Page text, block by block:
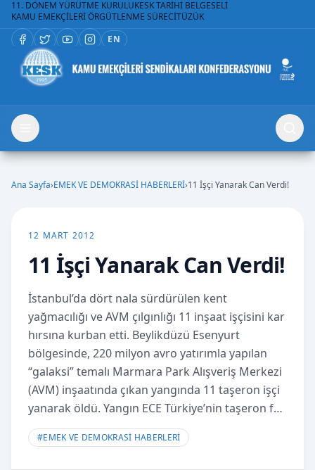
11. DÖNEM YÜRÜTME KURULUKESK TARİHİ BELGESELİ
KAMU EMEKÇİLERİ ÖRGÜTLENME SÜRECİTÜZÜK
EN
Ana Sayfa›EMEK VE DEMOKRASİ HABERLERİ›11 İşçi Yanarak Can Verdi!
12 MART 2012
11 İşçi Yanarak Can Verdi!
İstanbul’da dört nala sürdürülen kent
yağmacılığı ve AVM çılgınlığı 11 inşaat işçisini kar
hırsına kurban etti. Beylikdüzü Esenyurt
bölgesinde, 220 milyon avro yatırımla yapılan
“galaksi” temalı Marmara Park Alışveriş Merkezi
(AVM) inşaatında çıkan yangında 11 taşeron işçi
yanarak öldü. Yangın ECE Türkiye’nin taşeron f…
#EMEK VE DEMOKRASİ HABERLERİ